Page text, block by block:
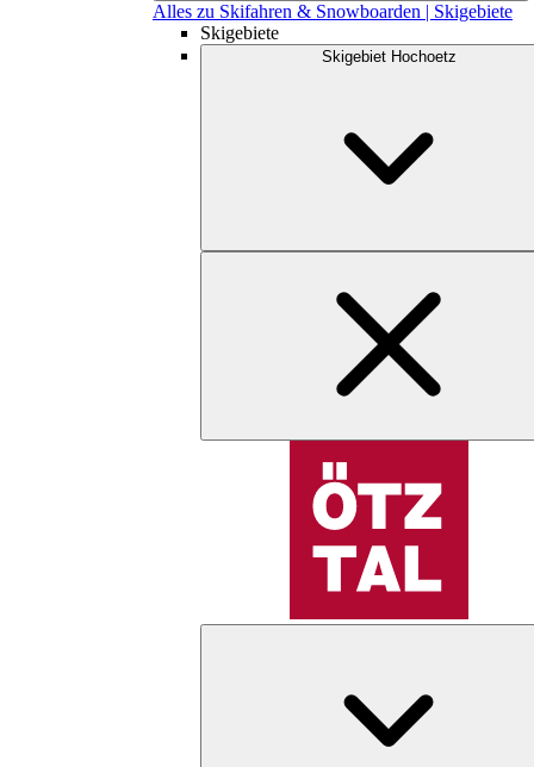
Alles zu Skifahren & Snowboarden | Skigebiete
Skigebiete
Skigebiet Hochoetz